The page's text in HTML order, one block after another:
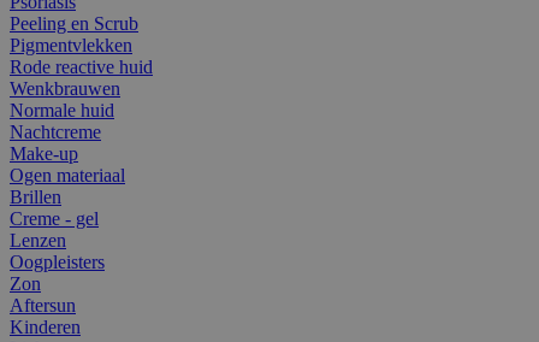
Peeling en Scrub
Pigmentvlekken
Rode reactive huid
Wenkbrauwen
Normale huid
Nachtcreme
Make-up
Ogen materiaal
Brillen
Creme - gel
Lenzen
Oogpleisters
Zon
Aftersun
Kinderen